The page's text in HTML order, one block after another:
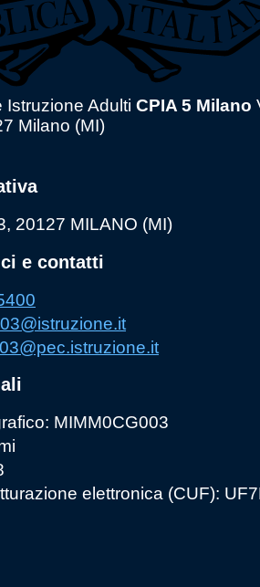
Istruzione Adulti CPIA 5 Milano
Milano (MI)
20127 MILANO (MI)
e contatti
MIMM0CG003
elettronica (CUF):